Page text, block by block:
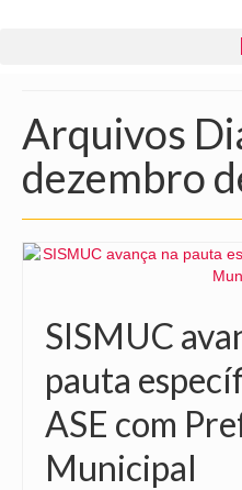
Arquivos
dezembro
SISMUC
pauta
ASE com
Municipal